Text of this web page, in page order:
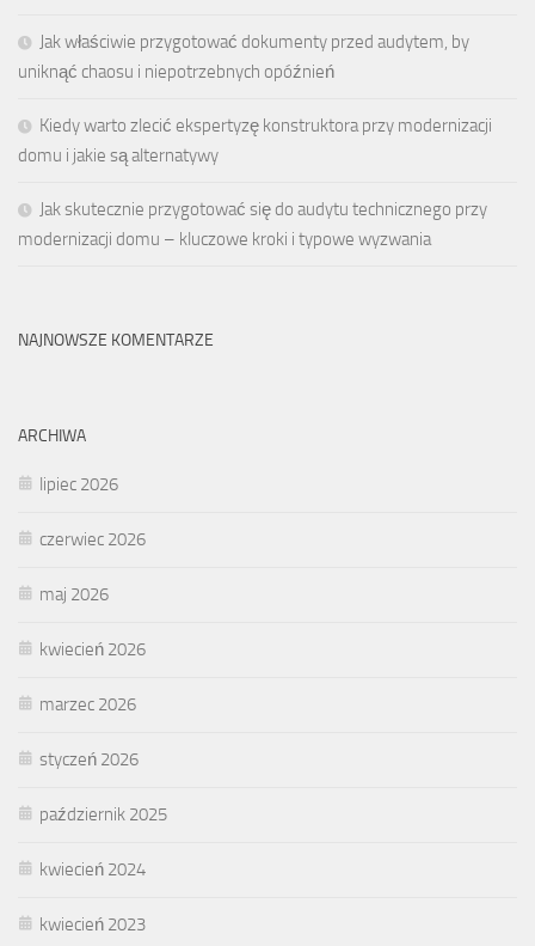
Jak właściwie przygotować dokumenty przed audytem, by
uniknąć chaosu i niepotrzebnych opóźnień
Kiedy warto zlecić ekspertyzę konstruktora przy modernizacji
domu i jakie są alternatywy
Jak skutecznie przygotować się do audytu technicznego przy
modernizacji domu – kluczowe kroki i typowe wyzwania
NAJNOWSZE KOMENTARZE
ARCHIWA
lipiec 2026
czerwiec 2026
maj 2026
kwiecień 2026
marzec 2026
styczeń 2026
październik 2025
kwiecień 2024
kwiecień 2023